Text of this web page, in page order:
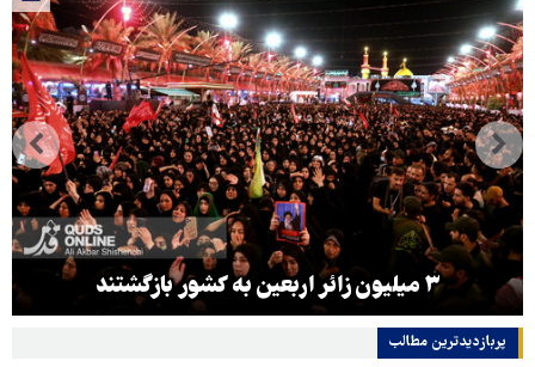
۳ میلیون زائر اربعین به کشور بازگشتند
پربازدیدترین‌ مطالب